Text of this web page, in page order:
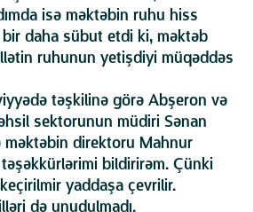
isə məktəbin ruhu hiss
daha sübut etdi ki, məktəb
ruhunun yetişdiyi müqəddəs
təşkilinə görə Abşeron və
sektorunun müdiri Sənan
məktəbin direktoru Mahnur
bildirirəm. Çünki
yaddaşa çevrilir.
də unudulmadı.